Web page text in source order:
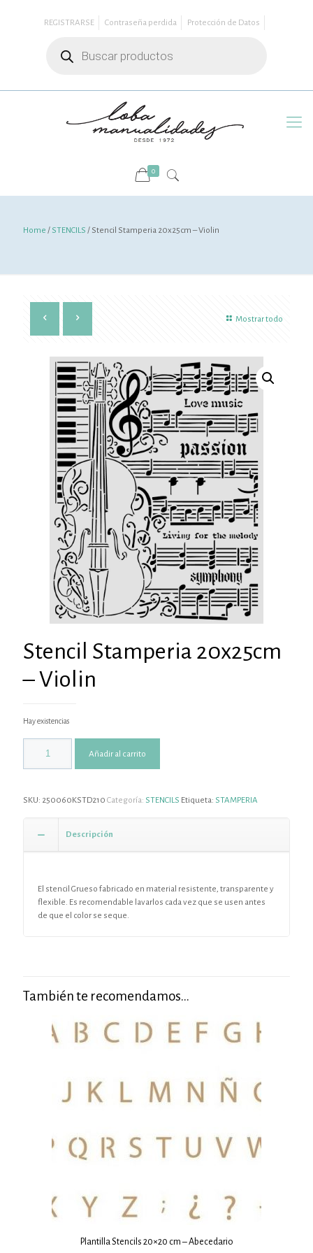
REGISTRARSE Contraseña perdida
Protección de Datos
productos
0
Home / STENCILS / Stencil Stamperia 20x25cm – Violin
Mostrar todo
Stencil Stamperia 20x25cm
– Violin
Hay existencias
Añadir al carrito
SKU: 250060KSTD210 Categoría: STENCILS Etiqueta: STAMPERIA
Descripción
El stencil Grueso fabricado en material resistente, transparente y
flexible. Es recomendable lavarlos cada vez que se usen antes
de que el color se seque.
También te recomendamos…
Plantilla Stencils 20×20 cm – Abecedario